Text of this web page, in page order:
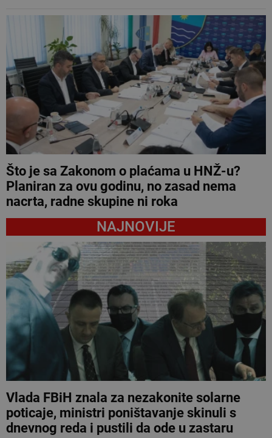
Što je sa Zakonom o plaćama u HNŽ-u?
Planiran za ovu godinu, no zasad nema
nacrta, radne skupine ni roka
NAJNOVIJE
Vlada FBiH znala za nezakonite solarne
poticaje, ministri poništavanje skinuli s
dnevnog reda i pustili da ode u zastaru